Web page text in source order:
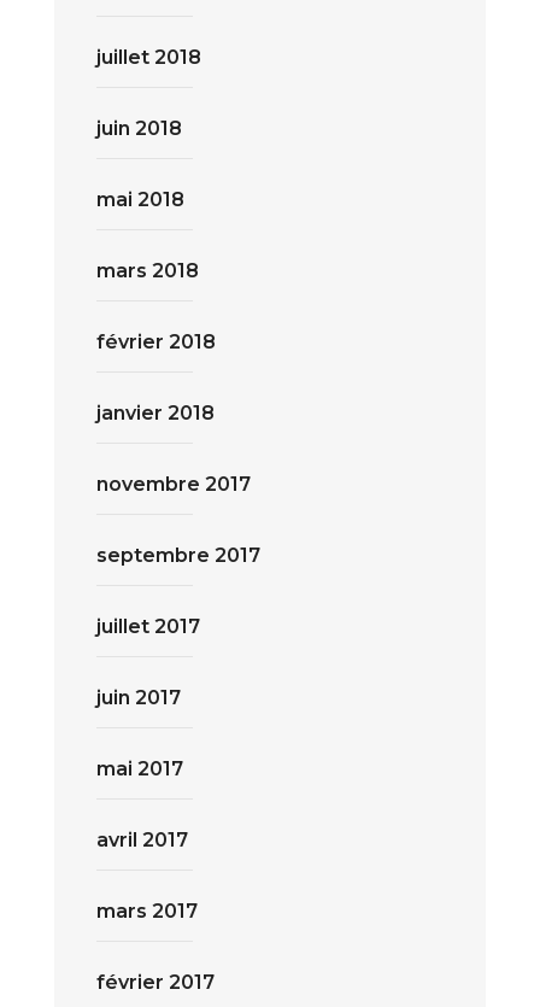
juillet 2018
juin 2018
mai 2018
mars 2018
février 2018
janvier 2018
novembre 2017
septembre 2017
juillet 2017
juin 2017
mai 2017
avril 2017
mars 2017
février 2017